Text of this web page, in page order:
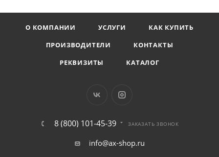
О КОМПАНИИ УСЛУГИ
КАК КУПИТЬ
ПРОИЗВОДИТЕЛИ
КОНТАКТЫ
РЕКВИЗИТЫ
КАТАЛОГ
8 (800) 101-45-39 ЗАКАЗАТЬ ЗВОНОК
info@ax-shop.ru